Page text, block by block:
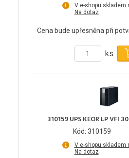
V e-shopu skladem
Na dotaz
Cena bude upřesněna při
ks
310159 UPS KEOR LP VFI
Kód: 310159
V e-shopu skladem
Na dotaz